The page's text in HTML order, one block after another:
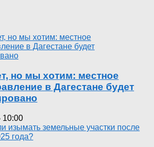
но мы хотим: местное
в Дагестане будет
10:00